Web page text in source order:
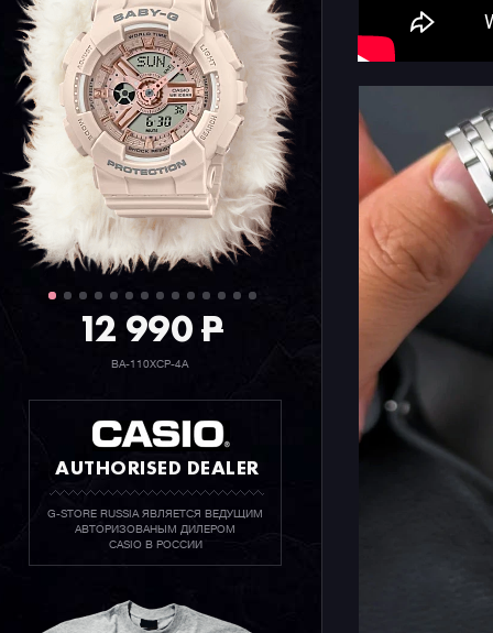
12 990P
BA-110XCP-4A
AUTHORISED DEALER
G-STORE RUSSIA ЯВЛЯЕТСЯ ВЕДУЩИМ
АВТОРИЗОВАНЫМ ДИЛЕРОМ
CASIO В РОССИИ